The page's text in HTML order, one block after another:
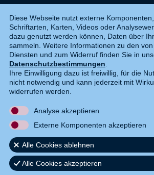
Datenschutz
Shop
Widerruf
Kontakt
DE EN
Diese Webseite nutzt externe
Schriftarten, Karten, Videos oder
dazu genutzt werden können, Daten über
sammeln. Weitere Informationen zu den
Diensten und zum Widerruf finden Sie in
Datenschutzbestimmungen.
Ihre Einwilligung dazu ist freiwillig, für die
nicht notwendig und kann jederzeit mit
widerrufen werden.
Analyse akzeptieren
Externe Komponenten akzeptieren
Alle Cookies ablehnen
Alle Cookies akzeptieren